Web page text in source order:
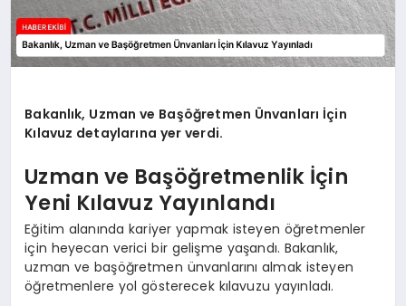
Bakanlık, Uzman ve Başöğretmen Ünvanları İçin
Kılavuz detaylarına yer verdi.
Uzman ve Başöğretmenlik İçin
Yeni Kılavuz Yayınlandı
Eğitim alanında kariyer yapmak isteyen öğretmenler
için heyecan verici bir gelişme yaşandı. Bakanlık,
uzman ve başöğretmen ünvanlarını almak isteyen
öğretmenlere yol gösterecek kılavuzu yayınladı.